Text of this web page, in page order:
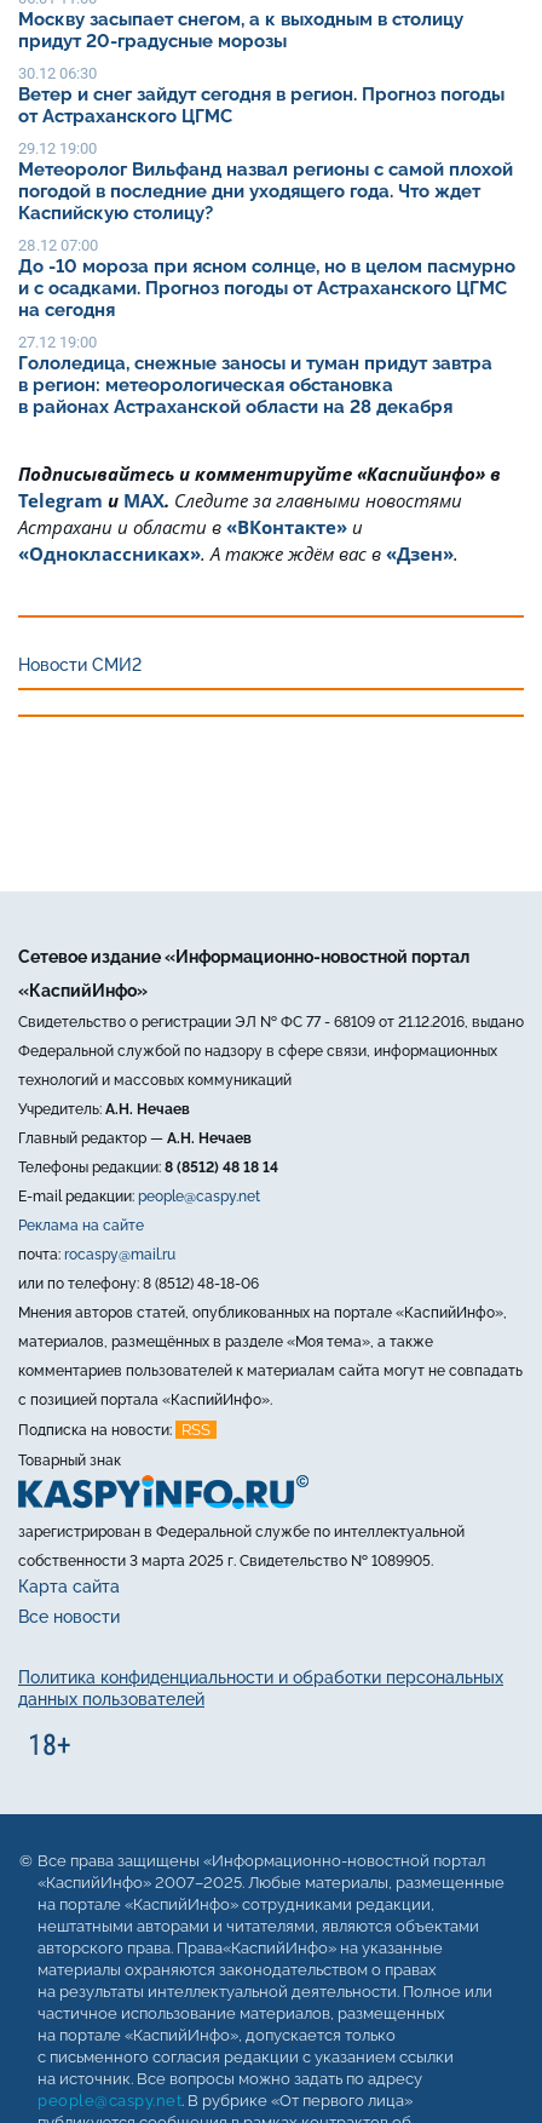
Москву засыпает снегом, а к выходным в столицу
придут 20-градусные морозы
30.12 06:30
Ветер и снег зайдут сегодня в регион. Прогноз погоды
от Астраханского ЦГМС
29.12 19:00
Метеоролог Вильфанд назвал регионы с самой плохой
погодой в последние дни уходящего года. Что ждет
Каспийскую столицу?
28.12 07:00
До -10 мороза при ясном солнце, но в целом пасмурно
и с осадками. Прогноз погоды от Астраханского ЦГМС
на сегодня
27.12 19:00
Гололедица, снежные заносы и туман придут завтра
в регион: метеорологическая обстановка
в районах Астраханской области на 28 декабря
Подписывайтесь и комментируйте «Каспийинфо» в
Telegram и MAX. Cледите за главными новостями
Астрахани и области в «ВКонтакте» и
«Одноклассниках». А также ждём вас в «Дзен».
Новости СМИ2
Сетевое издание «Информационно-новостной портал
«КаспийИнфо»
Свидетельство о регистрации ЭЛ № ФС 77 - 68109 от 21.12.2016, выдано
Федеральной службой по надзору в сфере связи, информационных
технологий и массовых коммуникаций
Учредитель: А.Н. Нечаев
Главный редактор — А.Н. Нечаев
Телефоны редакции: 8 (8512) 48 18 14
E-mail редакции: people@caspy.net
Реклама на сайте
почта: rocaspy@mail.ru
или по телефону: 8 (8512) 48-18-06
Мнения авторов статей, опубликованных на портале «КаспийИнфо»,
материалов, размещённых в разделе «Моя тема», а также
комментариев пользователей к материалам сайта могут не совпадать
с позицией портала «КаспийИнфо».
Подписка на новости:
RSS
Товарный знак
зарегистрирован в Федеральной службе по интеллектуальной
собственности 3 марта 2025 г. Свидетельство № 1089905.
Карта сайта
Все новости
Политика конфиденциальности и обработки персональных
данных пользователей
Все права защищены «Информационно-новостной портал
«КаспийИнфо» 2007–2025. Любые материалы, размещенные
на портале «КаспийИнфо» сотрудниками редакции,
нештатными авторами и читателями, являются объектами
авторского права. Права«КаспийИнфо» на указанные
материалы охраняются законодательством о правах
на результаты интеллектуальной деятельности. Полное или
частичное использование материалов, размещенных
на портале «КаспийИнфо», допускается только
с письменного согласия редакции с указанием ссылки
на источник. Все вопросы можно задать по адресу
people@caspy.net. В рубрике «От первого лица»